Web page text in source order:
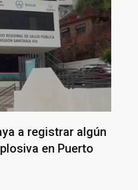
a registrar algún
en Puerto